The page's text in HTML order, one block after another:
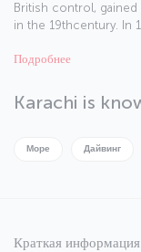
British control,
in the 19thcentury. In
the city into an
Today, Karachi is a
an exclusive vacation
Подробнее
Karachi is
Море Дайвинг
Краткая информация